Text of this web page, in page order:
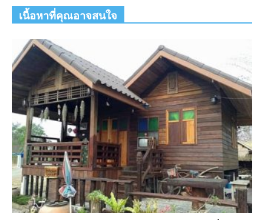
เนื้อหาที่คุณอาจสนใจ